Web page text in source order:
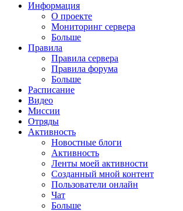
Информация
О проекте
Мониторинг сервера
Больше
Правила
Правила сервера
Правила форума
Больше
Расписание
Видео
Миссии
Отряды
Активность
Новостные блоги
Активность
Ленты моей активности
Созданный мной контент
Пользователи онлайн
Чат
Больше